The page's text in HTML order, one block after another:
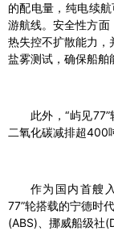
的配电量，纯电续
游航线。安全性方
热失控不扩散能力
盐雾测试，确保船舶
此外，“屿见
二氧化碳减排超400
作为国内首艘
77”轮搭载的宁德时
(ABS)、挪威船级社